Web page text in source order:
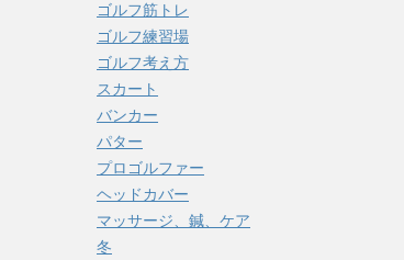
ゴルフ筋トレ
ゴルフ練習場
ゴルフ考え方
スカート
バンカー
パター
プロゴルファー
ヘッドカバー
マッサージ、鍼、ケア
冬